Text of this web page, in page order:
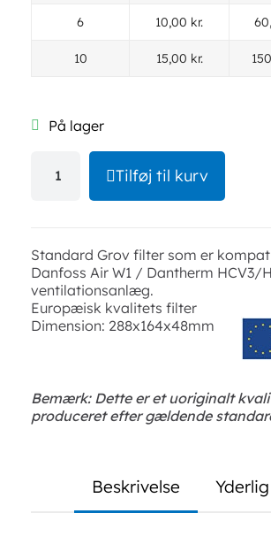
6 10,00 kr.
10 15,00 kr.
På lager
Tilføj til kurv
Standard Grov filter som er
Danfoss Air W1 / Dantherm HCV3/
ventilationsanlæg.
Europæisk kvalitets filter
Dimension: 288x164x48mm
Bemærk: Dette er et uoriginalt
produceret efter gældende
Beskrivelse